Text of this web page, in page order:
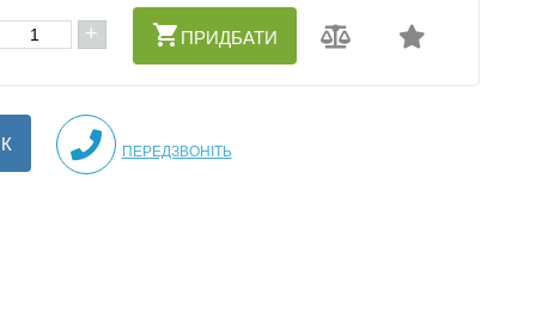
+ ПРИДБАТИ
ПЕРЕДЗВОНІТЬ